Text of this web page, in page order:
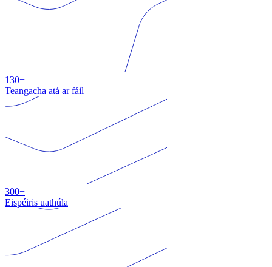
130+
Teangacha atá ar fáil
300+
Eispéiris uathúla